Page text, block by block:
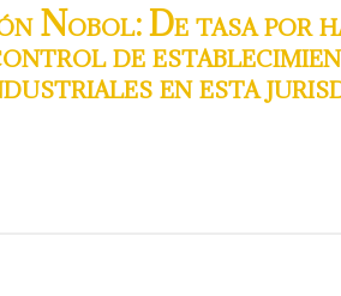
Nobol: De tasa por
de
en esta